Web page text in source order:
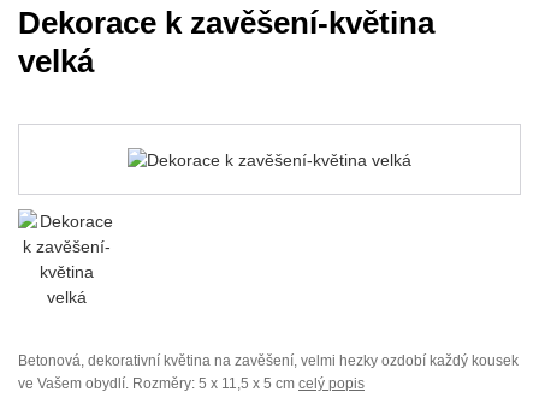
Dekorace k zavěšení-květina
velká
Betonová, dekorativní květina na zavěšení, velmi hezky ozdobí každý kousek
ve Vašem obydlí. Rozměry: 5 x 11,5 x 5 cm celý popis